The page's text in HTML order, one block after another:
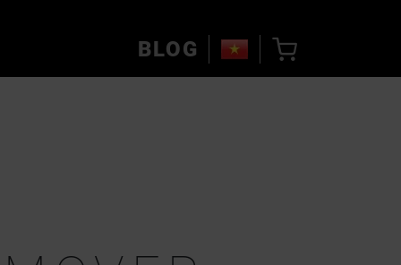
BLOG